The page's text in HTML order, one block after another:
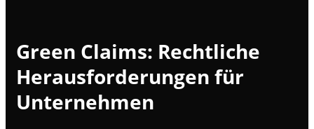
Green Claims: Rechtliche
Herausforderungen für
Unternehmen